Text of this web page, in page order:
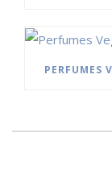
PERFUMES